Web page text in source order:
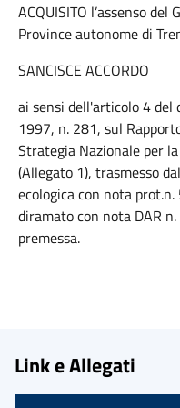
ACQUISITO l’assenso
Province autonome di
SANCISCE ACCORDO
ai sensi dell'articolo 4
1997, n. 281, sul
Strategia Nazionale per
(Allegato 1), trasmesso
ecologica con nota
diramato con nota DAR
premessa.
Link e Allegati